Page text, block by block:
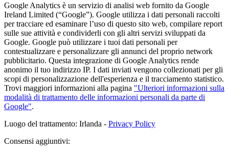
Google Analytics è un servizio di analisi web fornito da Google
Ireland Limited (“Google”). Google utilizza i dati personali raccolti
per tracciare ed esaminare l’uso di questo sito web, compilare report
sulle sue attività e condividerli con gli altri servizi sviluppati da
Google. Google può utilizzare i tuoi dati personali per
contestualizzare e personalizzare gli annunci del proprio network
pubblicitario. Questa integrazione di Google Analytics rende
anonimo il tuo indirizzo IP. I dati inviati vengono collezionati per gli
scopi di personalizzazione dell'esperienza e il tracciamento statistico.
Trovi maggiori informazioni alla pagina "Ulteriori informazioni sulla
modalità di trattamento delle informazioni personali da parte di
Google".
Luogo del trattamento: Irlanda - Privacy Policy
Consensi aggiuntivi: